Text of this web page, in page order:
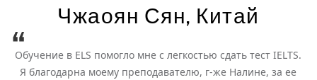
Обучение в ELS помогло мне с легкостью сдать тест IELTS.
Я благодарна моему преподавателю, г-же Налине, за ее
Чжаоян Сян, Китай